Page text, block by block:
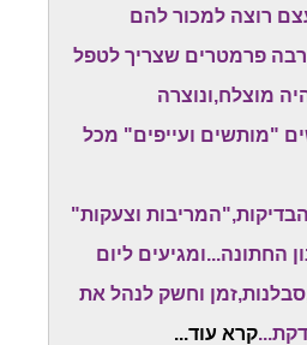
רוצה למכור להם
פרמטרים שצריך לטפל
מוצלח,ונוצרה
"מותשים ועייפים" מכל
וצעקות"
החתונה...ומגיעים ליום
וחשק לנהל את
קרא עוד...